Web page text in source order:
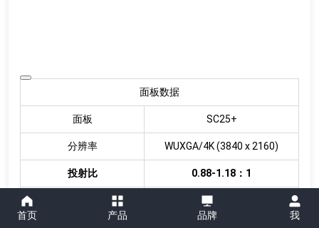
面板数据
面板 SC25+
分辨率 WUXGA/4K (3840 x 2160)
投射比 0.88-1.18：1
首页 产品 品牌 我